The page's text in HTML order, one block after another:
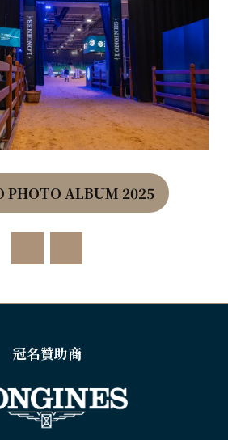
PHOTO ALBUM 2025
(OPENS
NEW
冠名贊助商